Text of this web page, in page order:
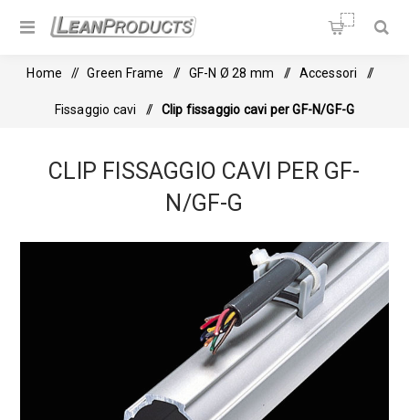
Soluzioni per la Lean
Home / Green Frame / GF-N Ø 28 mm / Accessori /
Fissaggio cavi / Clip fissaggio cavi per GF-N/GF-G
CLIP FISSAGGIO CAVI PER GF-
N/GF-G